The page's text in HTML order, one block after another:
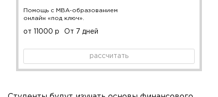
Помощь с MBA-образованием
онлайн «под ключ».
от 11000 р От 7 дней
рассчитать